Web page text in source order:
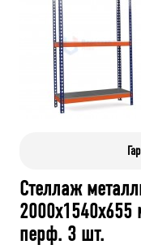
Стеллаж
перф. 3 шт.